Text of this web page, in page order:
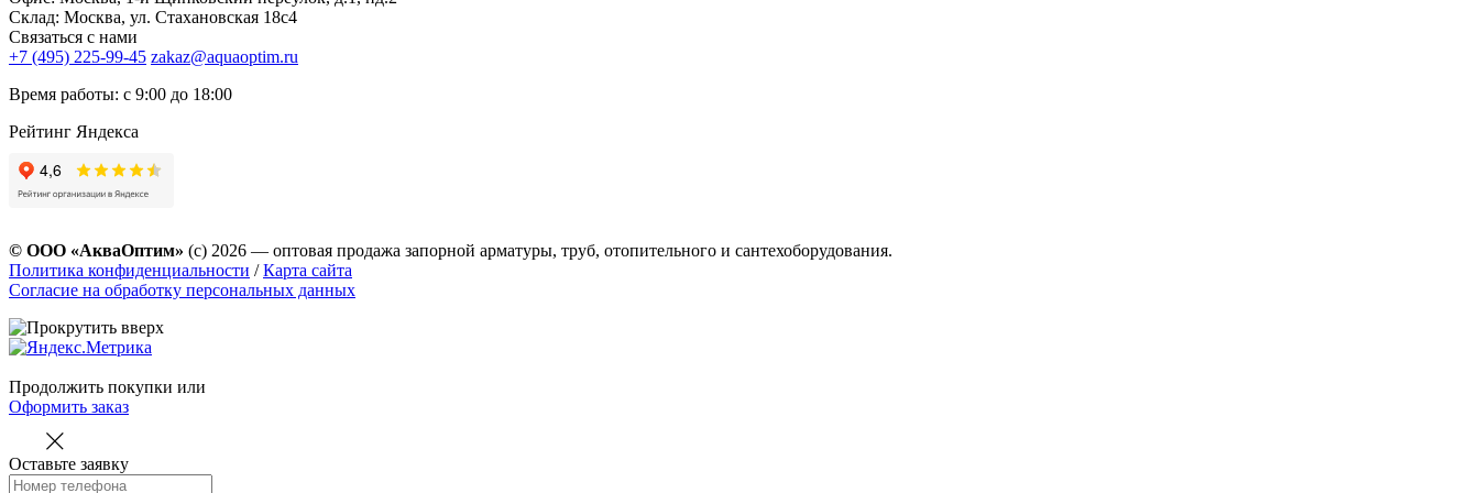
Склад: Москва, ул. Стахановская 18с4
Связаться с нами
+7 (495) 225-99-45 zakaz@aquaoptim.ru
Время работы: с 9:00 до 18:00
Рейтинг Яндекса
© ООО «АкваОптим» (с) 2026 — оптовая продажа запорной арматуры, труб, отопительного и сантехоборудования.
Политика конфиденциальности /Карта сайта
Согласие на обработку персональных данных
Продолжить покупки или
Оформить заказ
Оставьте заявку